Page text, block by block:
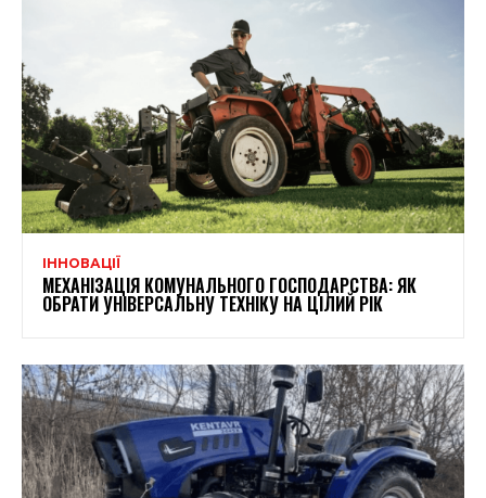
ІННОВАЦІЇ
МЕХАНІЗАЦІЯ КОМУНАЛЬНОГО ГОСПОДАРСТВА: ЯК
ОБРАТИ УНІВЕРСАЛЬНУ ТЕХНІКУ НА ЦІЛИЙ РІК